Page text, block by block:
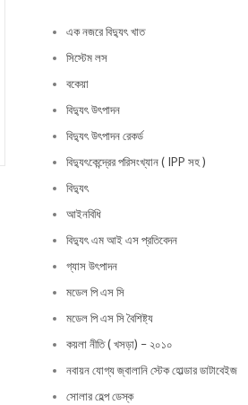
এক নজরে বিদ্যুৎ খাত
সিস্টেম লস
বকেয়া
বিদ্যুৎ উৎপাদন
বিদ্যুৎ উৎপাদন রেকর্ড
বিদ্যুৎকেন্দ্রের পরিসংখ্যান ( IPP সহ )
বিদ্যুৎ
আইনবিধি
বিদ্যুৎ এম আই এস প্রতিবেদন
গ্যাস উৎপাদন
মডেল পি এস সি
মডেল পি এস সি বৈশিষ্ট্য
কয়লা নীতি ( খসড়া) – ২০১০
নবায়ন যোগ্য জ্বালানি স্টেক হোল্ডার ডাটাবেইজ
সোলার হেল্প ডেস্ক